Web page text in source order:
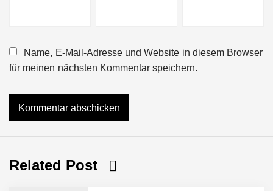
Name, E-Mail-Adresse und Website in diesem Browser
für meinen nächsten Kommentar speichern.
Related Post